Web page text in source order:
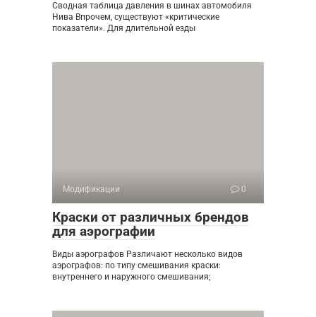
Сводная таблица давления в шинах автомобиля
Нива Впрочем, существуют «критические
показатели». Для длительной езды
Модификации 0
Краски от различных брендов
для аэрографии
Виды аэрографов Различают несколько видов
аэрографов: по типу смешивания краски:
внутреннего и наружного смешивания;